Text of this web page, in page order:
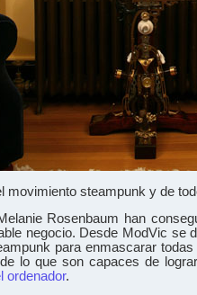
movimiento steampunk y de
Rosenbaum han
negocio. Desde ModVic se
para enmascarar
lo que son capaces de
ordenador.